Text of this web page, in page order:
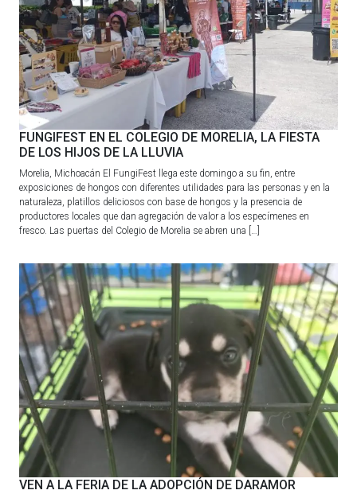
FUNGIFEST EN EL COLEGIO DE MORELIA, LA FIESTA
DE LOS HIJOS DE LA LLUVIA
Morelia, Michoacán El FungiFest llega este domingo a su fin, entre
exposiciones de hongos con diferentes utilidades para las personas y en la
naturaleza, platillos deliciosos con base de hongos y la presencia de
productores locales que dan agregación de valor a los especímenes en
fresco. Las puertas del Colegio de Morelia se abren una […]
VEN A LA FERIA DE LA ADOPCIÓN DE DARAMOR